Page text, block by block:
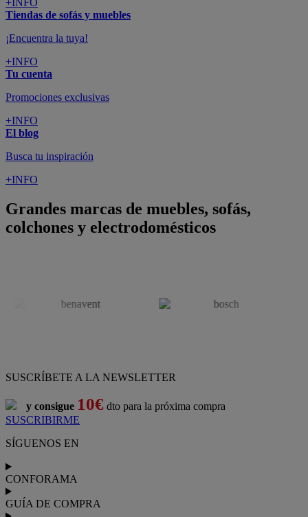
+INFO
Tiendas de sofás y muebles
¡Encuentra la tuya!
+INFO
Tu cuenta
Promociones exclusivas
+INFO
El blog
Busca tu inspiración
+INFO
Grandes marcas de muebles, sofás,
colchones y electrodomésticos
SUSCRÍBETE A LA NEWSLETTER
y consigue 10€ dto para la próxima compra
SUSCRIBIRME
SÍGUENOS EN
CONFORAMA
GUÍA DE COMPRA